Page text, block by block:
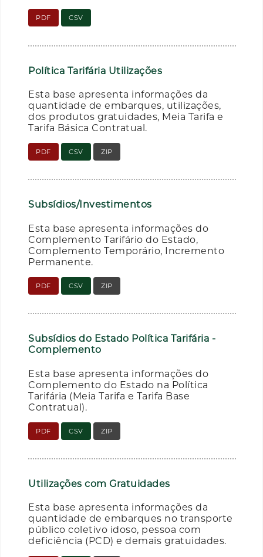
PDF CSV
Política Tarifária Utilizações
Esta base apresenta informações da
quantidade de embarques, utilizações,
dos produtos gratuidades, Meia Tarifa e
Tarifa Básica Contratual.
PDF CSV ZIP
Subsídios/Investimentos
Esta base apresenta informações do
Complemento Tarifário do Estado,
Complemento Temporário, Incremento
Permanente.
PDF CSV ZIP
Subsídios do Estado Política Tarifária -
Complemento
Esta base apresenta informações do
Complemento do Estado na Política
Tarifária (Meia Tarifa e Tarifa Base
Contratual).
PDF CSV ZIP
Utilizações com Gratuidades
Esta base apresenta informações da
quantidade de embarques no transporte
público coletivo idoso, pessoa com
deficiência (PCD) e demais gratuidades.